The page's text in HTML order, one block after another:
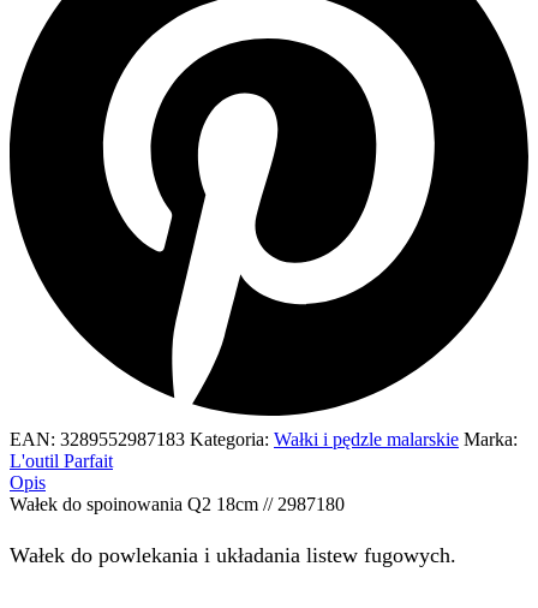
EAN: 3289552987183 Kategoria: Wałki i pędzle malarskie Marka:
L'outil Parfait
Opis
Wałek do spoinowania Q2 18cm // 2987180
Wałek do powlekania i układania listew fugowych.